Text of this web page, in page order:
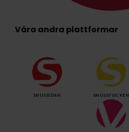
Våra andra plattformar
SNUSSIDAN SNUSSTOCKEN